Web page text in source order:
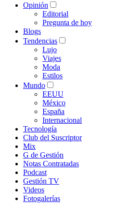
Opinión
Editorial
Pregunta de hoy
Blogs
Tendencias
Lujo
Viajes
Moda
Estilos
Mundo
EEUU
México
España
Internacional
Tecnología
Club del Suscriptor
Mix
G de Gestión
Notas Contratadas
Podcast
Gestión TV
Videos
Fotogalerías